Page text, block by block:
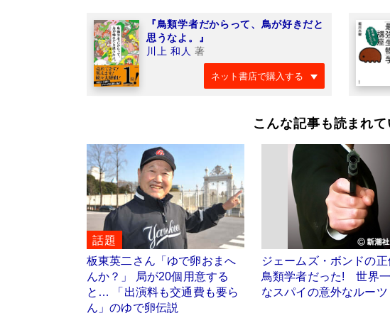
『鳥類学者だからって、鳥が好きだと
思うなよ。』
川上 和人 著
ネット書店で購入する
こんな記事も読まれ
話題
板東英二さん「ゆで卵おまへ
んか？」 局が20個用意する
と… 「出演料も交通費も要ら
ん」のゆで卵伝説
ジェームズ・ボンドの正
鳥類学者だった! 世界
なスパイの意外なルーツ